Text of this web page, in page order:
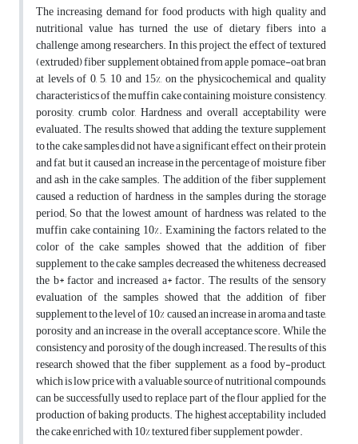
The increasing demand for food products with high quality and
nutritional value has turned the use of dietary fibers into a
challenge among researchers. In this project, the effect of textured
(extruded) fiber supplement obtained from apple pomace-oat bran
at levels of 0, 5, 10 and 15%, on the physicochemical and quality
characteristics of the muffin cake containing moisture, consistency,
porosity, crumb color, Hardness and overall acceptability were
evaluated. The results showed that adding the texture supplement
to the cake samples did not have a significant effect on their protein
and fat, but it caused an increase in the percentage of moisture, fiber
and ash in the cake samples. The addition of the fiber supplement
caused a reduction of hardness in the samples during the storage
period; So that the lowest amount of hardness was related to the
muffin cake containing 10%. Examining the factors related to the
color of the cake samples showed that the addition of fiber
supplement to the cake samples decreased the whiteness, decreased
the b* factor and increased a* factor. The results of the sensory
evaluation of the samples showed that the addition of fiber
supplement to the level of 10% caused an increase in aroma and taste,
porosity and an increase in the overall acceptance score. While the
consistency and porosity of the dough increased. The results of this
research showed that the fiber supplement, as a food by-product,
which is low price with a valuable source of nutritional compounds,
can be successfully used to replace part of the flour applied for the
production of baking products. The highest acceptability included
the cake enriched with 10% textured fiber supplement powder.